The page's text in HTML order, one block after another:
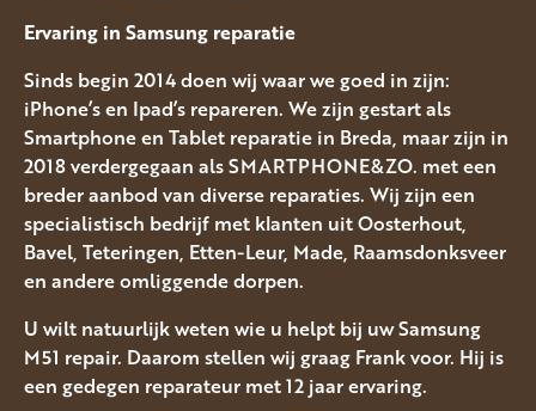
Ervaring in Samsung reparatie
Sinds begin 2014 doen wij waar we goed in zijn:
iPhone’s en Ipad’s repareren. We zijn gestart als
Smartphone en Tablet reparatie in Breda, maar zijn in
2018 verdergegaan als SMARTPHONE&ZO. met een
breder aanbod van diverse reparaties. Wij zijn een
specialistisch bedrijf met klanten uit Oosterhout,
Bavel, Teteringen, Etten-Leur, Made, Raamsdonksveer
en andere omliggende dorpen.
U wilt natuurlijk weten wie u helpt bij uw Samsung
M51 repair. Daarom stellen wij graag Frank voor. Hij is
een gedegen reparateur met 12 jaar ervaring.